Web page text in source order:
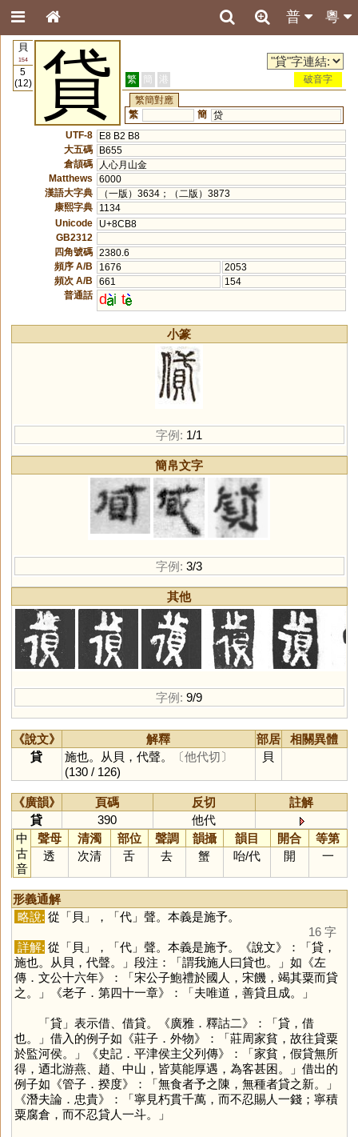
粵
普
貝
154
5
(12)
貸 繁 簡 港
破音字
繁簡對應
繁
簡 贷
UTF-8
E8 B2 B8
大五碼
B655
倉頡碼
人心月山金
Matthews
6000
漢語大字典
（一版）3634；（二版）3873
康熙字典
1134
Unicode
U+8CB8
GB2312
四角號碼 2380.6
頻序 A/B
1676
2053
頻次 A/B
661
154
普通話 d i t
小篆
字例: 1/1
簡帛文字
字例: 3/3
其他
字例: 9/9
《說文》 解釋 部居
相關異體
貸
施也。从貝，代聲。
〔他代切〕
(130 / 126)
貝
《廣韻》 頁碼 反切
註解
貸
390
他代
中
古
音
聲母 清濁 部位 聲調 韻攝 韻目 開合
等第
透
次清 舌 去 蟹 咍/代 開 一
形義通解
略說: 從「 貝 」，「代」聲。本義是施予。
16 字
詳解: 從「 貝 」，「代」聲。本義是施予。《說文》：「貸，
施也。从貝，代聲。」段注：「謂我施人曰貸也。」如《左
傳．文公十六年》：「宋公子鮑禮於國人，宋饑，竭其粟而貸
之。」《老子．第四十一章》：「夫唯道，善貸且成。」
「貸」表示借、借貸。《廣雅．釋詁二》：「貸，借
也。」借入的例子如《莊子．外物》：「莊周家貧，故往貸粟
於監河侯。」《史記．平津侯主父列傳》：「家貧，假貸無所
得，迺北游燕、趙、中山，皆莫能厚遇，為客甚困。」借出的
例子如《管子．揆度》：「無食者予之陳，無種者貸之新。」
《潛夫論．忠貴》：「寧見朽貫千萬，而不忍賜人一錢；寧積
粟腐倉，而不忍貸人一斗。」